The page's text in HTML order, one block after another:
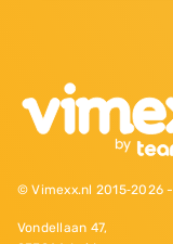
© Vimexx.nl 2015‐2026
Vondellaan 47,